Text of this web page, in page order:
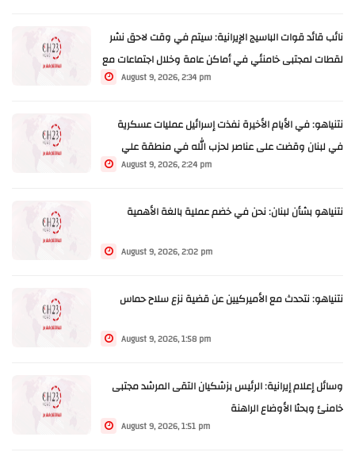
نائب قائد قوات الباسيج الإيرانية: سيتم في وقت لاحق نشر
لقطات لمجتبى خامنئي في أماكن عامة وخلال اجتماعات مع
August 9, 2026, 2:34 pm
نتنياهو: في الأيام الأخيرة نفذت إسرائيل عمليات عسكرية
في لبنان وقضت على عناصر لحزب الله في منطقة علي
طاهر ولا يمكنني الخوض في تفاصيل ذلكAugust 9, 2026, 2:24 pm
نتنياهو بشأن لبنان: نحن في خضم عملية بالغة الأهمية
August 9, 2026, 2:02 pm
نتنياهو: نتحدث مع الأميركيين عن قضية نزع سلاح حماس
August 9, 2026, 1:58 pm
وسائل إعلام إيرانية: الرئيس بزشكيان التقى المرشد مجتبى
خامنئ وبحثا الأوضاع الراهنة
August 9, 2026, 1:51 pm